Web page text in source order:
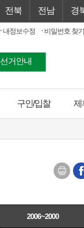
전북 전남 경
비밀번호 찾
내정보수정
선거안내
구인/입찰 제
2006~2000